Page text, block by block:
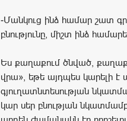
-Մանկուց ինձ համար շատ
բնությունը, միշտ ինձ
Ես քաղաքում ծնված,
վրա», եթե այդպես կարելի է
գյուղատնտեսության
կար սեր բնության